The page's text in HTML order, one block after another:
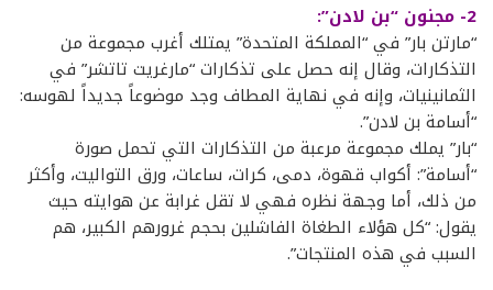
2- مجنون “بن لادن”:
“مارتن بار” في “المملكة المتحدة” يمتلك أغرب مجموعة من
التذكارات، وقال إنه حصل على تذكارات “مارغريت تاتشر” في
الثمانينيات، وإنه في نهاية المطاف وجد موضوعاً جديداً لهوسه:
“أسامة بن لادن”.
“بار” يملك مجموعة مرعبة من التذكارات التي تحمل صورة
“أسامة”: أكواب قهوة، دمى، كرات، ساعات، ورق التواليت، وأكثر
من ذلك، أما وجهة نظره فهي لا تقل غرابة عن هوايته حيث
يقول: “كل هؤلاء الطغاة الفاشلين بحجم غرورهم الكبير، هم
السبب في هذه المنتجات”.